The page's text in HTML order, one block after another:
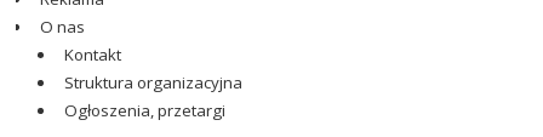
O nas
Kontakt
Struktura organizacyjna
Ogłoszenia, przetargi